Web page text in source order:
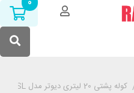
کوله پشتی 20 لیتری دیوتر مدل DEUTER TRAIL 20 SL طوسی روشن